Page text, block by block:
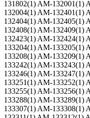
131802(1) AM-132001(1)
132004(1) AM-132401(1)
132404(1) AM-132405(1)
132408(1) AM-132409(1)
132423(1) AM-132424(1)
133204(1) AM-133205(1)
133208(1) AM-133209(1)
133242(1) AM-133243(1)
133246(1) AM-133247(1)
133251(1) AM-133252(1)
133255(1) AM-133256(1)
133288(1) AM-133289(1)
133307(1) AM-133308(1)